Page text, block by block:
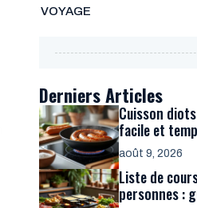
VOYAGE
Derniers Articles
Cuisson
facile et
août 9, 2026
Liste de
personnes :